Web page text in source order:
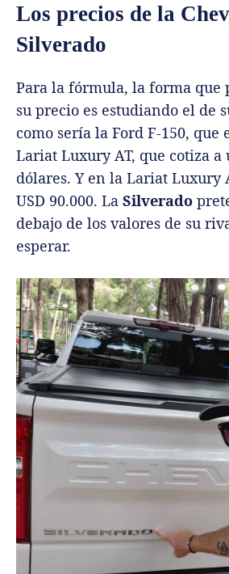
Los precios de la
Silverado
Para la fórmula, la forma que
su precio es estudiando el de
como sería la Ford F-150, que
Lariat Luxury AT, que cotiza a
dólares. Y en la Lariat Luxury
USD 90.000. La Silverado
debajo de los valores de su
esperar.